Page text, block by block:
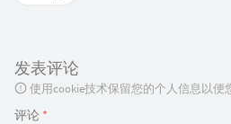
发表评论
使用cookie技术保留您的个人信息以
评论 *